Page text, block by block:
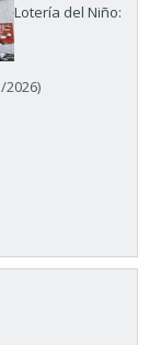
Lotería del Niño:
2026)